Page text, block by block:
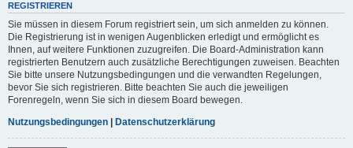
REGISTRIEREN
Sie müssen in diesem Forum registriert sein, um sich anmelden zu können.
Die Registrierung ist in wenigen Augenblicken erledigt und ermöglicht es
Ihnen, auf weitere Funktionen zuzugreifen. Die Board-Administration kann
registrierten Benutzern auch zusätzliche Berechtigungen zuweisen. Beachten
Sie bitte unsere Nutzungsbedingungen und die verwandten Regelungen,
bevor Sie sich registrieren. Bitte beachten Sie auch die jeweiligen
Forenregeln, wenn Sie sich in diesem Board bewegen.
Nutzungsbedingungen | Datenschutzerklärung